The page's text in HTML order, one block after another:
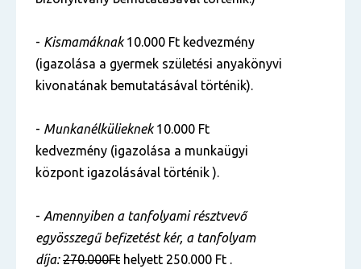
- Kismamáknak10.000 Ft kedvezmény
(igazolása a gyermek születési anyakönyvi
kivonatának bemutatásával történik).
- Munkanélkülieknek10.000 Ft
kedvezmény (igazolása a munkaügyi
központ igazolásával történik ).
- Amennyiben a tanfolyami résztvevő
egyösszegű befizetést kér, a tanfolyam
díja: 270.000Ft helyett 250.000 Ft .